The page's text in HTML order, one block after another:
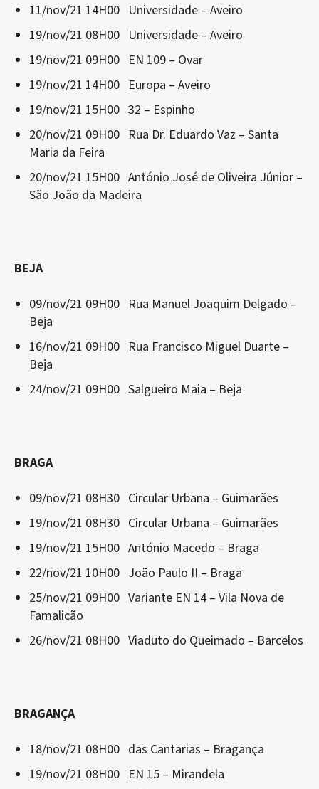
11/nov/21 14H00 Universidade – Aveiro
19/nov/21 08H00 Universidade – Aveiro
19/nov/21 09H00 EN 109 – Ovar
19/nov/21 14H00 Europa – Aveiro
19/nov/21 15H00 32 – Espinho
20/nov/21 09H00 Rua Dr. Eduardo Vaz – Santa
Maria da Feira
20/nov/21 15H00 António José de Oliveira Júnior –
São João da Madeira
BEJA
09/nov/21 09H00 Rua Manuel Joaquim Delgado –
Beja
16/nov/21 09H00 Rua Francisco Miguel Duarte –
Beja
24/nov/21 09H00 Salgueiro Maia – Beja
BRAGA
09/nov/21 08H30 Circular Urbana – Guimarães
19/nov/21 08H30 Circular Urbana – Guimarães
19/nov/21 15H00 António Macedo – Braga
22/nov/21 10H00 João Paulo II – Braga
25/nov/21 09H00 Variante EN 14 – Vila Nova de
Famalicão
26/nov/21 08H00 Viaduto do Queimado – Barcelos
BRAGANÇA
18/nov/21 08H00 das Cantarias – Bragança
19/nov/21 08H00 EN 15 – Mirandela